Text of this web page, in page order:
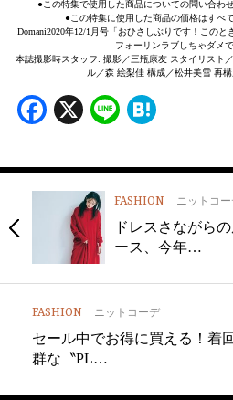
●この特集で使用した商品についての問い合わ
●この特集に使用した商品の価格はすべ
Domani2020年12/1月号「おひさしぶりです！この
フォーリンラブしちゃダメ
本誌撮影時スタッフ: 撮影／三瓶康友 スタイリスト
ル／森 絵梨佳 構成／松井美雪 再構
Facebook
X Line
FASHION ニットコ
ドレスさながら
ース、今年…
FASHION ニットコーデ
セール中でお得に買える！着
群な〝PL…